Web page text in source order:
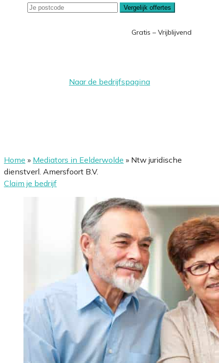
Vergelijk offertes
Gratis – Vrijblijvend
Naar de bedrijfspagina
Home » Mediators in Eelderwolde » Ntw juridische
dienstverl. Amersfoort B.V.
Claim je bedrijf